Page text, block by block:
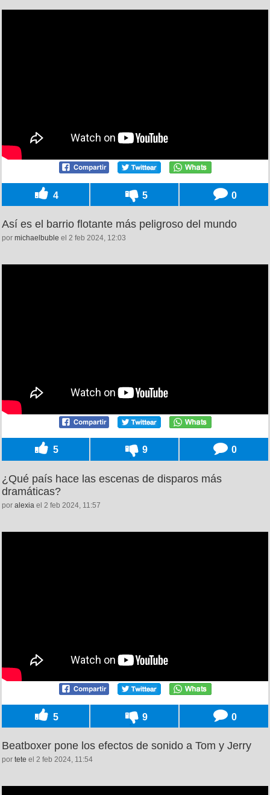
4 5 0
Así es el barrio flotante más peligroso del mundo
por michaelbuble el 2 feb 2024, 12:03
5 9 0
¿Qué país hace las escenas de disparos más
dramáticas?
por alexia el 2 feb 2024, 11:57
5 9 0
Beatboxer pone los efectos de sonido a Tom y Jerry
por tete el 2 feb 2024, 11:54